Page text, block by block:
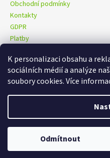
K personalizaci obsahu a
sociálních médií a analýze
soubory cookies. Více
Odmítnout
Ve dnech 13-14.8 omezení provozu
Obchodní podmínky
Kontakty
GDPR
Platby
eXtrem-audio na facebooku
Copyright 2026eXtrem-
Upravit